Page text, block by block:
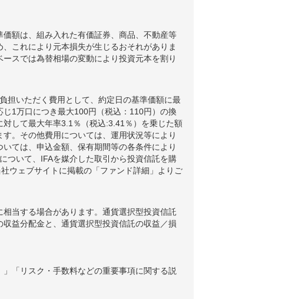
額は、組み入れた有価証券、商品、不動産等
これにより元本損失が生じるおそれがありま
スでは為替相場の変動により投資元本を割り
担いただく費用として、約定日の基準価額に最
1万口につき最大100円（税込：110円）の換
して最大年率3.1％（税込:3.41％）を乗じた額
。その他費用については、運用状況等により
ては、申込金額、保有期間等の各条件により
ついて、IFAを媒介した取引から投資信託を購
ウェブサイトに掲載の「ファンド詳細」よりご
当する場合があります。通貨選択型投資信託
益分配金と、通貨選択型投資信託の収益／損
「リスク・手数料などの重要事項に関する説